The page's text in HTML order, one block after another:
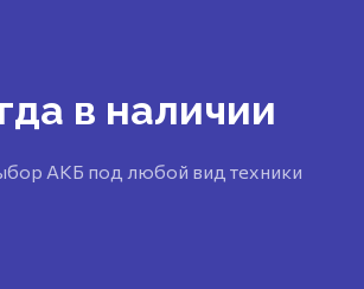
в наличии
АКБ под любой вид техники